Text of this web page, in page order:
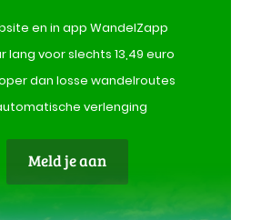
en in app WandelZapp
lang voor slechts 13,49 euro
dan losse wandelroutes
verlenging
Meld je aan